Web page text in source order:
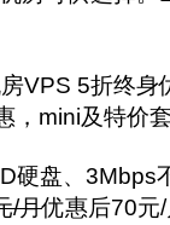
VPS 5折终身
，mini及特价
硬盘、3Mbps
/月优惠后70元